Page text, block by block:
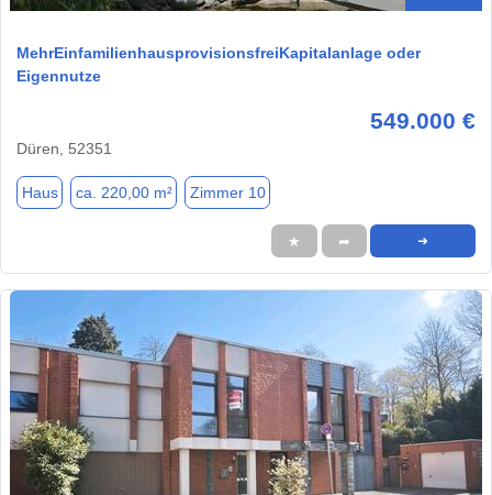
MehrEinfamilienhausprovisionsfreiKapitalanlage oder
Eigennutze
549.000 €
Düren, 52351
Haus ca. 220,00 m² Zimmer 10
★ ➦ ➜